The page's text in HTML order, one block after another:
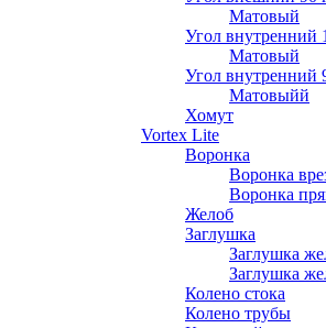
Матовый
Угол внутренний
Матовый
Угол внутренний
Матовыйй
Хомут
Vortex Lite
Воронка
Воронка
Воронка
Желоб
Заглушка
Заглушка
Заглушка
Колено стока
Колено трубы